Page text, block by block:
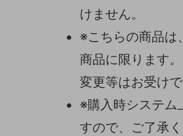
けません。
※こちらの商品は
商品に限ります
変更等はお受け
※購入時システム
すので、ご了承く